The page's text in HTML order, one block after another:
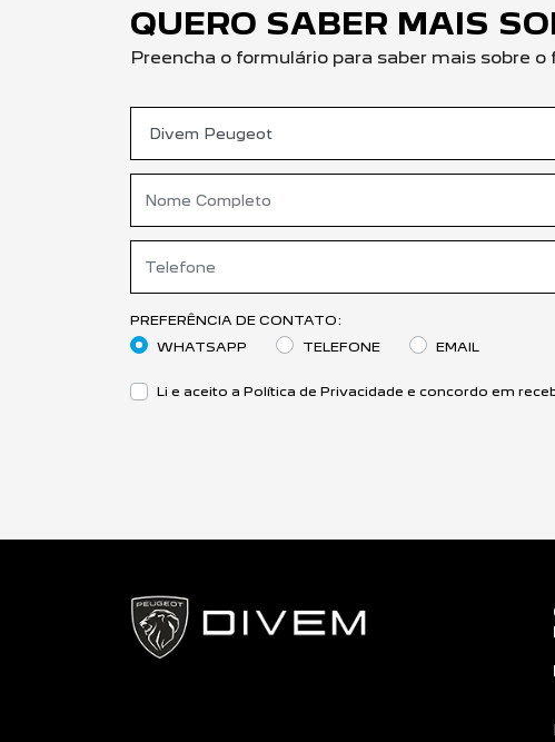
QUERO SABER MAIS
Preencha o formulário para saber mais sobre
PREFERÊNCIA DE CONTATO:
WHATSAPP
TELEFONE EMAIL
Li e aceito a Política de Privacidade e concordo em